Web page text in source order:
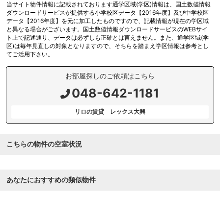
当サイト物件情報に記載されております通学区域(学区)情報は、国土数値情報
ダウンロードサービスが提供する小学校区データ【2016年度】及び中学校区
データ【2016年度】を元に加工したものですので、記載情報が現在の学区域
と異なる場合がございます。国土数値情報ダウンロードサービスのWEBサイ
ト上で記述通り、データは必ずしも正確とは言えません。また、通学区域(学
区)は毎年見直しの対象となりますので、そちらを踏まえ学区情報は参考とし
てご活用下さい。
お部屋探しのご依頼はこちら
048-642-1181
リロの賃貸 レックス大興
こちらの物件の空室状況
あなたにおすすめの類似物件